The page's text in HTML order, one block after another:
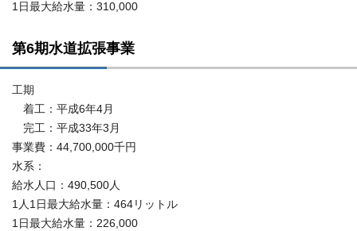
1日最大給水量：310,000
第6期水道拡張事業
工期
着工：平成6年4月
完工：平成33年3月
事業費：44,700,000千円
水系：
給水人口：490,500人
1人1日最大給水量：464リットル
1日最大給水量：226,000